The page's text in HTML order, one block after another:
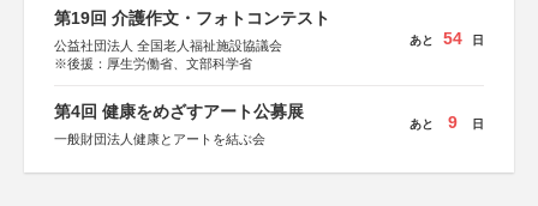
第19回 介護作文・フォトコンテスト
公益社団法人 全国老人福祉施設協議会
※後援：厚生労働省、文部科学省
あと 54 日
第4回 健康をめざすアート公募展
一般財団法人健康とアートを結ぶ会
あと 9 日